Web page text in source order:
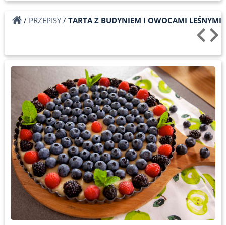
/ PRZEPISY/ TARTA Z BUDYNIEM I OWOCAMI LEŚNYMI